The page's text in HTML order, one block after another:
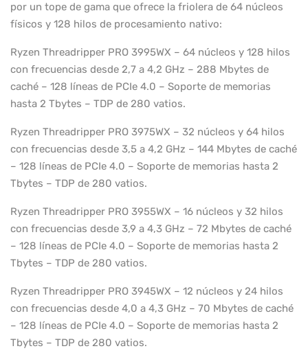
por un tope de gama que ofrece la friolera de 64 núcleos
físicos y 128 hilos de procesamiento nativo:
Ryzen Threadripper PRO 3995WX – 64 núcleos y 128 hilos
con frecuencias desde 2,7 a 4,2 GHz – 288 Mbytes de
caché – 128 líneas de PCIe 4.0 – Soporte de memorias
hasta 2 Tbytes – TDP de 280 vatios.
Ryzen Threadripper PRO 3975WX – 32 núcleos y 64 hilos
con frecuencias desde 3,5 a 4,2 GHz – 144 Mbytes de caché
– 128 líneas de PCIe 4.0 – Soporte de memorias hasta 2
Tbytes – TDP de 280 vatios.
Ryzen Threadripper PRO 3955WX – 16 núcleos y 32 hilos
con frecuencias desde 3,9 a 4,3 GHz – 72 Mbytes de caché
– 128 líneas de PCIe 4.0 – Soporte de memorias hasta 2
Tbytes – TDP de 280 vatios.
Ryzen Threadripper PRO 3945WX – 12 núcleos y 24 hilos
con frecuencias desde 4,0 a 4,3 GHz – 70 Mbytes de caché
– 128 líneas de PCIe 4.0 – Soporte de memorias hasta 2
Tbytes – TDP de 280 vatios.